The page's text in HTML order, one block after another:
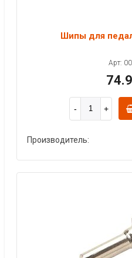
Шипы для
Арт:
Производитель: